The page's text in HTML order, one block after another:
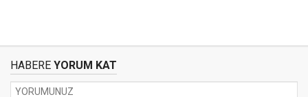
HABERE YORUM KAT